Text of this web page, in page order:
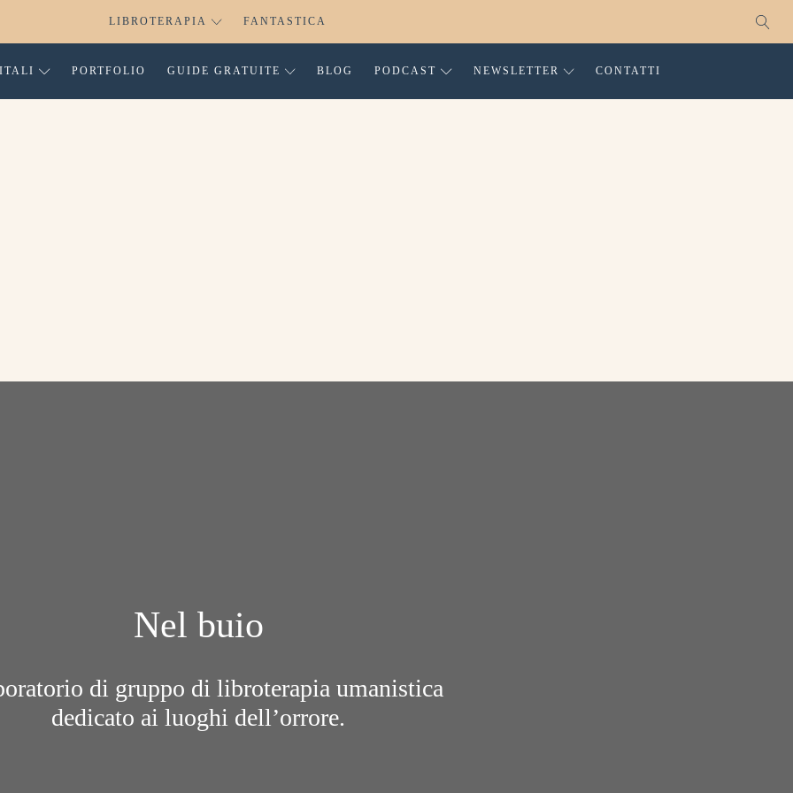
LIBROTERAPIA FANTASTICA
PORTFOLIO GUIDE GRATUITE BLOG PODCAST NEWSLETTER CONTATTI
Nel buio
di gruppo di libroterapia umanistica
dedicato ai luoghi dell’orrore.